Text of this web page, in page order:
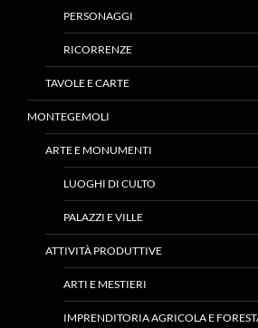
PERSONAGGI
RICORRENZE
TAVOLE E CARTE
MONTEGEMOLI
ARTE E MONUMENTI
LUOGHI DI CULTO
PALAZZI E VILLE
ATTIVITÀ PRODUTTIVE
ARTI E MESTIERI
IMPRENDITORIA AGRICOLA E